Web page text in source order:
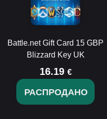
Battle.net Gift Card 15 GBP
Blizzard Key UK
16.19 €
РАСПРОДАНО